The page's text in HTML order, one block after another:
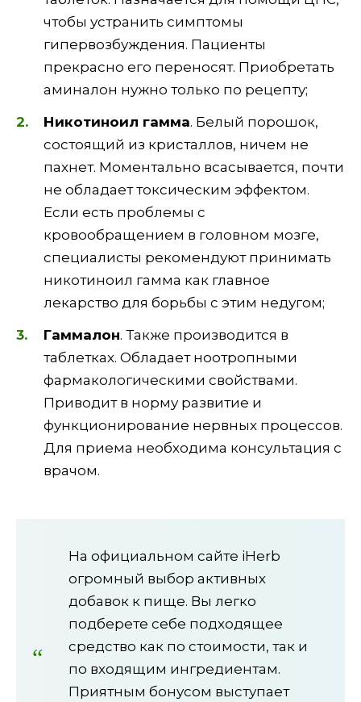
чтобы устранить симптомы
гипервозбуждения. Пациенты
прекрасно его переносят. Приобретать
аминалон нужно только по рецепту;
Никотиноил гамма. Белый порошок,
состоящий из кристаллов, ничем не
пахнет. Моментально всасывается, почти
не обладает токсическим эффектом.
Если есть проблемы с
кровообращением в головном мозге,
специалисты рекомендуют принимать
никотиноил гамма как главное
лекарство для борьбы с этим недугом;
Гаммалон. Также производится в
таблетках. Обладает ноотропными
фармакологическими свойствами.
Приводит в норму развитие и
функционирование нервных процессов.
Для приема необходима консультация с
врачом.
На официальном сайте iHerb
огромный выбор активных
добавок к пище. Вы легко
подберете себе подходящее
средство как по стоимости, так и
по входящим ингредиентам.
Приятным бонусом выступает